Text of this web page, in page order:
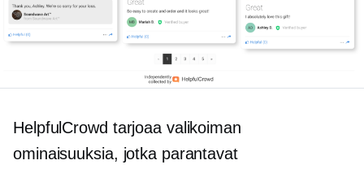
HelpfulCrowd tarjoaa valikoiman
ominaisuuksia, jotka parantavat